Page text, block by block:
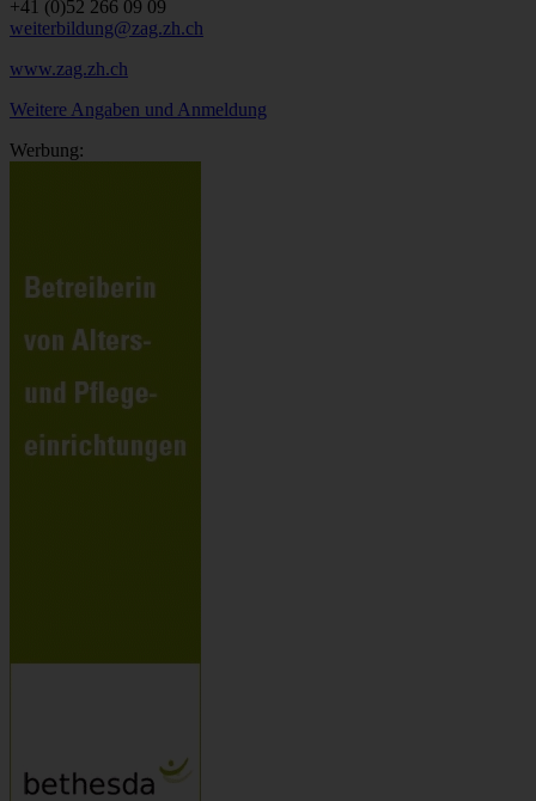
+41 (0)52 266 09 09
weiterbildung@zag.zh.ch
www.zag.zh.ch
Weitere Angaben und Anmeldung
Werbung: